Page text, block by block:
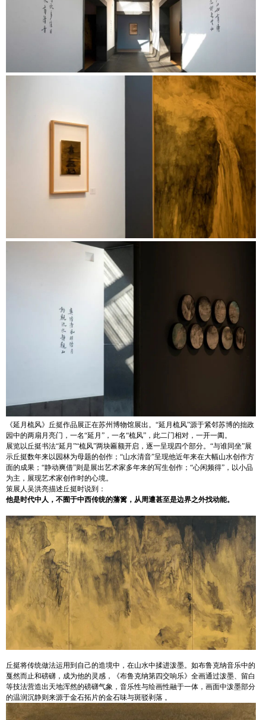
《延月梳风》丘挺作品展正在苏州博物馆展出。“延月梳风”源于紧邻苏博的拙政
园中的两扇月亮门，一名“延月”，一名“梳风”，此二门相对，一开一阖。
展览以丘挺书法“延月”“梳风”两块匾额开启，逐一呈现四个部分。“与谁同坐”展
示丘挺数年来以园林为母题的创作；“山水清音”呈现他近年来在大幅山水创作方
面的成果；“静动爽借”则是展出艺术家多年来的写生创作；“心闲频得”，以小品
为主，展现艺术家创作时的心境。
策展人吴洪亮描述丘挺时说到：
他是时代中人，不囿于中西传统的藩篱，从周遭甚至是边界之外找动能。
丘挺将传统做法运用到自己的造境中，在山水中揉进泼墨。如布鲁克纳音乐中的
戛然而止和磅礴，成为他的灵感，《布鲁克纳第四交响乐》全画通过泼墨、留白
等技法营造出天地浑然的磅礴气象，音乐性与绘画性融于一体，画面中泼墨部分
的温润沉静则来源于金石拓片的金石味与斑驳剥落 。